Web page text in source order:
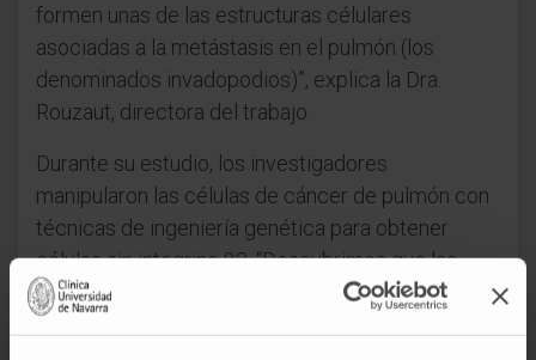
formen unas de las estructuras célulares
asociadas a la metástasis en el pulmón (los
denominados invadopodios)”, explica la Dra.
Rouzaut, directora del trabajo.
Durante su estudio, los investigadores
manipularon las células de cáncer de pulmón con
técnicas de ingeniería genética para obtener
células sin integrina β3. “Descubrimos que las
nuevas células eran completamente incapaces de
desarrollar los mecanismos de invasión, primer